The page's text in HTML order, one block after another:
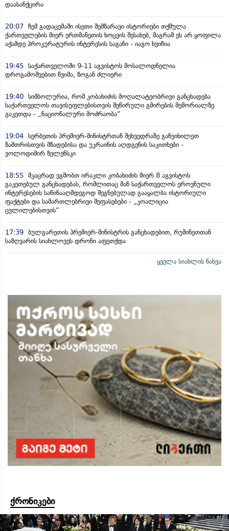
დაასანქცირა
20:07 ჩემ გადაცემაში ისეთი შემზარავი ისტორიები თქმულა
ქართველების მიერ ერთმანეთის ხოცვის შესახებ, მაგრამ ეს არ ყოფილა
აქამდე პროკურატურის ინტერესის საგანი - იაგო ხვიჩია
19:45 საქართველოში 9-11 აგვისტოს მოსალოდნელია
დროგამოშვებით წვიმა, ზოგან ძლიერი
19:40 სიმბოლურია, რომ კობახიძის მოღალატეობრივი განცხადება
საქართველოს თავისუფლებისთვის შეწირული გმირების მემორიალზე
გაკეთდა - „ნაციონალური მოძრაობა“
19:04 სერბეთის პრემიერ-მინისტრთან შეხვედრაზე განვიხილეთ
ზამთრისთვის მზადებისა და უკრაინის აღდგენის საკითხები -
ვოლოდიმირ ზელენსკი
18:55 მკაცრად ვგმობთ ირაკლი კობახიძის მიერ 8 აგვისტოს
გაკეთებულ განცხადებას, რომლითაც მან საქართველოს ეროვნული
ინტერესების საწინააღმდეგოდ შეგნებულად გააყალბა ისტორიული
ფაქტები და სამართლებრივი შეფასებები - „კოალიცია
ცვლილებისთვის“
17:39 ბულგარეთის პრემიერ-მინისტრის განცხადებით, რუმინეთთან
საზღვარის სიახლოვეს დრონი აფეთქდა
ყველა სიახლის ნახვა
ქრონიკები